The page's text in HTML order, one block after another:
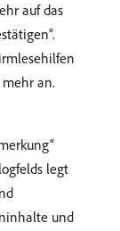
auf das
an.
legt
und